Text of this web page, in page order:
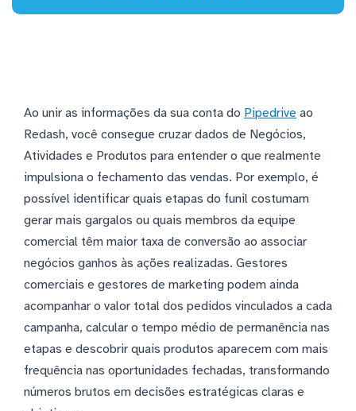
Ao unir as informações da sua conta do Pipedrive ao
Redash, você consegue cruzar dados de Negócios,
Atividades e Produtos para entender o que realmente
impulsiona o fechamento das vendas. Por exemplo, é
possível identificar quais etapas do funil costumam
gerar mais gargalos ou quais membros da equipe
comercial têm maior taxa de conversão ao associar
negócios ganhos às ações realizadas. Gestores
comerciais e gestores de marketing podem ainda
acompanhar o valor total dos pedidos vinculados a cada
campanha, calcular o tempo médio de permanência nas
etapas e descobrir quais produtos aparecem com mais
frequência nas oportunidades fechadas, transformando
números brutos em decisões estratégicas claras e